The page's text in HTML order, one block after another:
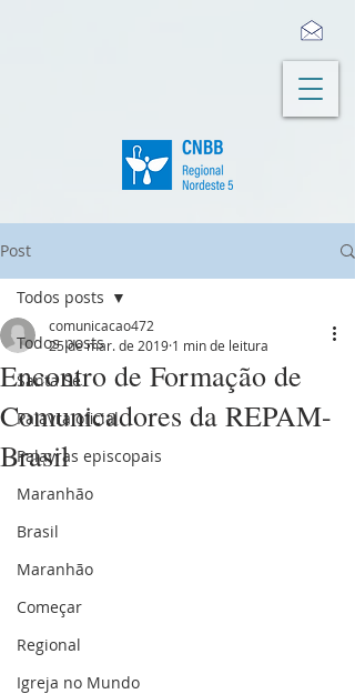
Post
Todos posts
Santa Sé
Palavra oficial
Palavras episcopais
Maranhão
Brasil
Maranhão
Começar
Regional
Igreja no Mundo
Todos posts
Encontro de Formação de
Comunicadores da REPAM-
Brasil
comunicacao472
25 de mar. de 2019 1 min de leitura